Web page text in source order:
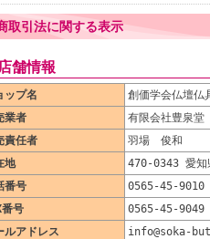
取引法に関する表示
舗情報
ップ名
創価学会仏壇
業者
有限会社豊泉堂
責任者
羽場 俊和
地
470-0343 愛知
番号
0565-45-9010
番号
0565-45-9049
ルアドレス
info@soka-